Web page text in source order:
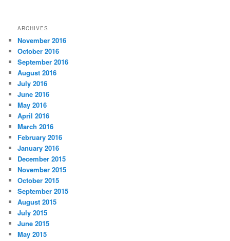
ARCHIVES
November 2016
October 2016
September 2016
August 2016
July 2016
June 2016
May 2016
April 2016
March 2016
February 2016
January 2016
December 2015
November 2015
October 2015
September 2015
August 2015
July 2015
June 2015
May 2015